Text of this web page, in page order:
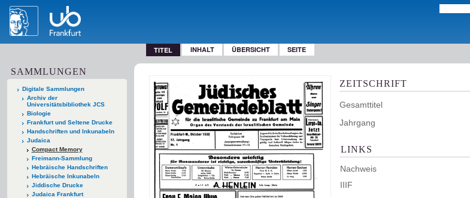
TITEL INHALT ÜBERSICHT SEITE
SAMMLUNGEN
Digitale Sammlungen
Archiv der
Universitätsbibliothek JCS
Biologie
Frankfurt und Seltene Drucke
Handschriften und Inkunabeln
Judaica
Compact Memory
Freimann-Sammlung
Hebräische Handschriften
Hebräische Inkunabeln
Jiddische Drucke
Judaica Frankfurt
ZEITSCHRIFT
Gesamttitel
Jahrgang
LINKS
Nachweis
IIIF